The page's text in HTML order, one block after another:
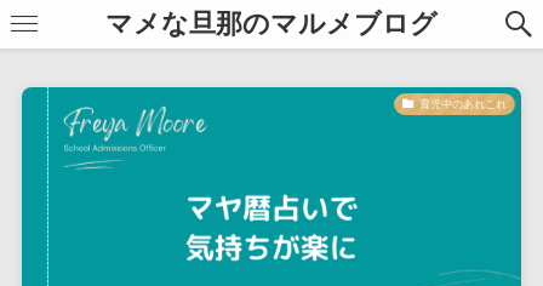
マメな旦那のマルメブログ
育児中のあれこれ